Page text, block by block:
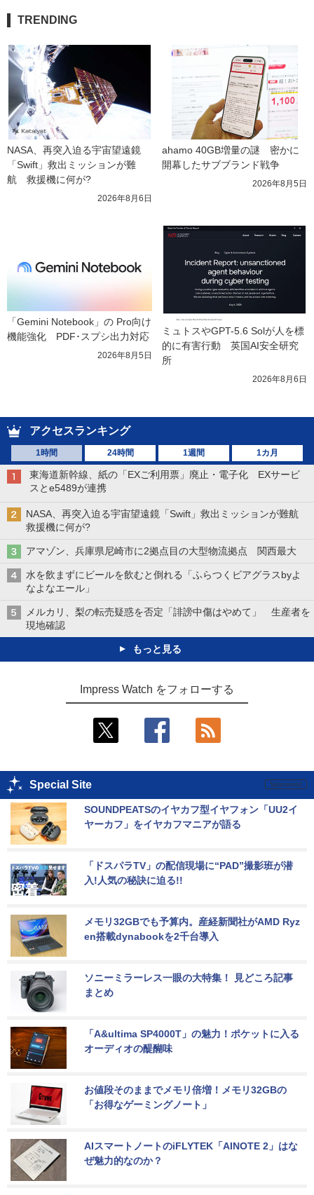
TRENDING
NASA、再突入迫る宇宙望遠鏡
「Swift」救出ミッションが難
航　救援機に何が?
2026年8月6日
ahamo 40GB増量の謎　密かに
開幕したサブブランド戦争
2026年8月5日
「Gemini Notebook」の Pro向け
機能強化　PDF･スプシ出力対応
2026年8月5日
ミュトスやGPT-5.6 Solが人を標
的に有害行動　英国AI安全研究
所
2026年8月6日
アクセスランキング
1時間 24時間 1週間 1カ月
東海道新幹線、紙の「EXご利用票」廃止・電子化 EXサービ
スとe5489が連携
NASA、再突入迫る宇宙望遠鏡「Swift」救出ミッションが難航
救援機に何が?
アマゾン、兵庫県尼崎市に2拠点目の大型物流拠点 関西最大
水を飲まずにビールを飲むと倒れる「ふらつくビアグラスbyよ
なよなエール」
メルカリ、梨の転売疑惑を否定「誹謗中傷はやめて」 生産者を
現地確認
もっと見る
Impress Watch をフォローする
Special Site
SOUNDPEATSのイヤカフ型イヤフォン「UU2イ
ヤーカフ」をイヤカフマニアが語る
「ドスパラTV」の配信現場に“PAD”撮影班が潜
入!人気の秘訣に迫る!!
メモリ32GBでも予算内。産経新聞社がAMD Ryz
en搭載dynabookを2千台導入
ソニーミラーレス一眼の大特集！ 見どころ記事
まとめ
「A&ultima SP4000T」の魅力！ポケットに入る
オーディオの醍醐味
お値段そのままでメモリ倍増！メモリ32GBの
「お得なゲーミングノート」
AIスマートノートのiFLYTEK「AINOTE 2」はな
ぜ魅力的なのか？